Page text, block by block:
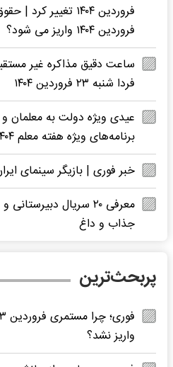
فروردین ۱۴۰۴
فروردین ۱۴۰۴ واریز می شود؟
ساعت دقیق مذاکره غیر
فردا شنبه ۲۳ فروردین ۱۴۰۴
عیدی ویژه دولت به معلمان و
برنامه‌های ویژه هفته معلم ۱۴۰۴ اعلام شد
خبر فوری | بازیگر سینمای
معرفی ۲۰ سریال
جذاب و داغ
پربحث‌ترین
واریز نشد؟